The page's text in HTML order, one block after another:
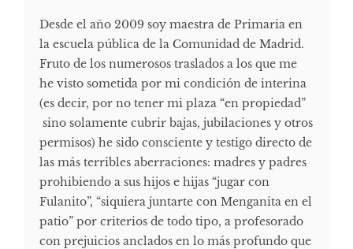
Desde el año 2009 soy maestra de Primaria en
la escuela pública de la Comunidad de Madrid.
Fruto de los numerosos traslados a los que me
he visto sometida por mi condición de interina
(es decir, por no tener mi plaza “en propiedad”
sino solamente cubrir bajas, jubilaciones y otros
permisos) he sido consciente y testigo directo de
las más terribles aberraciones: madres y padres
prohibiendo a sus hijos e hijas “jugar con
Fulanito”, “siquiera juntarte con Menganita en el
patio” por criterios de todo tipo, a profesorado
con prejuicios anclados en lo más profundo que